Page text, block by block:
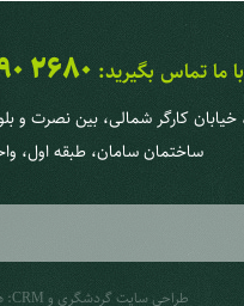
با ما تماس بگیرید: 2680
ساختمان سامان، طبقه اول، واحد
طراحی سایت گردشگری و CRM
: